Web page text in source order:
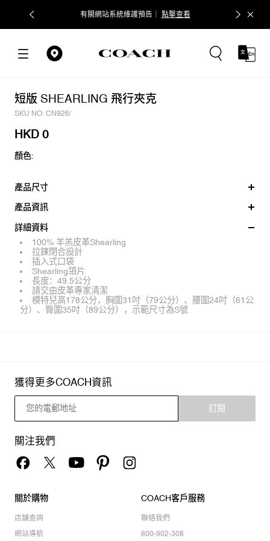
有關網站系統維護預告｜ 點擊查看
短版 SHEARLING 飛行夾克
SKU NO: CN926/
HKD 0
顏色:
產品尺寸
產品資訊
詳細資料
100% 羊羔皮革Shearling
拉鍊閉合設計
插入式口袋
Shearling領片
長度：49.5公分
請交由皮革專家清潔
模特兒高178公分，胸圍31吋（79公分）、腰圍24吋（61公
分）、臀圍35吋（89公分），示範尺寸為S號
獲得更多COACH資訊
訂閱
關注我們
關於購物
店舖查詢
網站導航
COACH客戶服務
聯絡我們
800-902-308